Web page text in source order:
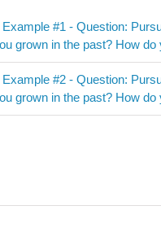
#1 - Question:
grown in the past? How
#2 - Question:
grown in the past? How